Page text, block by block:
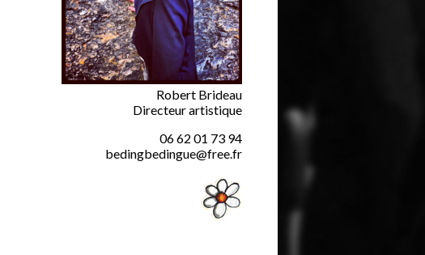
Robert Brideau
Directeur artistique
06 62 01 73 94
bedingbedingue@free.fr